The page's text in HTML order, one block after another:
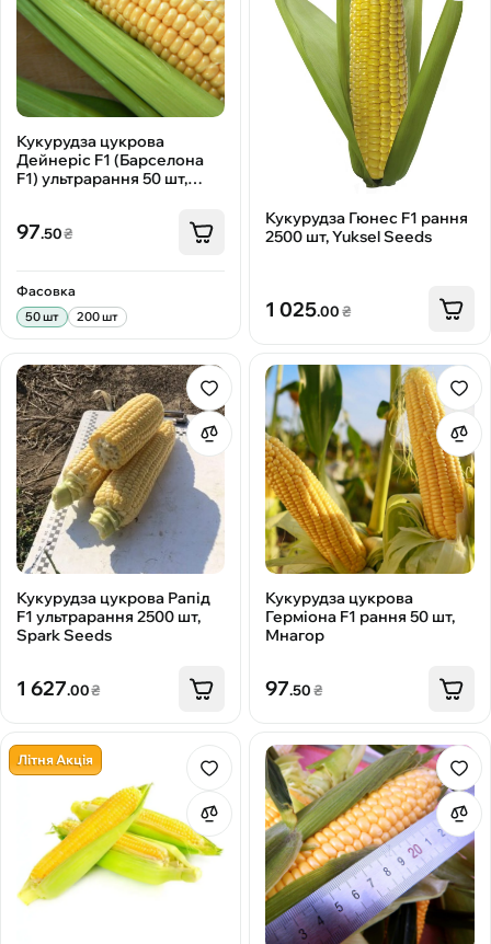
Кукурудза цукрова
Дейнеріс F1 (Барселона
F1) ультрарання 50 шт,
97.50₴
Фасовка
50 шт 200 шт
Кукурудза Гюнес F1 рання
2500 шт, Yuksel Seeds
1 025.00₴
Кукурудза цукрова Рапід
F1 ультрарання 2500 шт,
Spark Seeds
1 627.00₴
Кукурудза цукрова
Герміона F1 рання 50 шт,
Мнагор
97.50₴
Літня Акція